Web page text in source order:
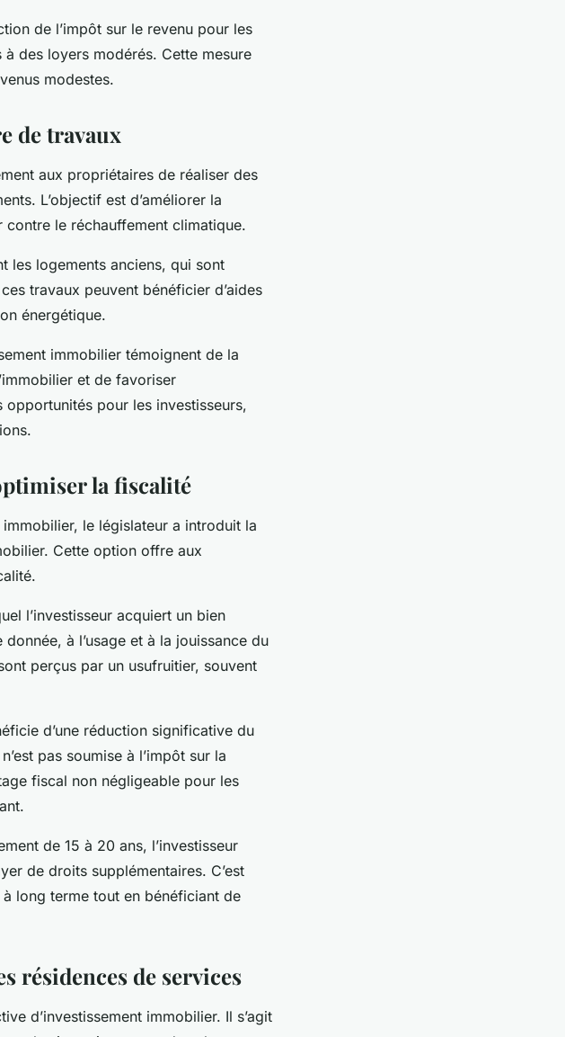
de l’impôt sur le revenu pour les
des loyers modérés. Cette mesure
modestes.
de travaux
aux propriétaires de réaliser des
L’objectif est d’améliorer la
le réchauffement climatique.
les logements anciens, qui sont
travaux peuvent bénéficier d’aides
énergétique.
immobilier témoignent de la
et de favoriser
opportunités pour les investisseurs,
la fiscalité
le législateur a introduit la
Cette option offre aux
l’investisseur acquiert un bien
à l’usage et à la jouissance du
perçus par un usufruitier, souvent
d’une réduction significative du
pas soumise à l’impôt sur la
fiscal non négligeable pour les
de 15 à 20 ans, l’investisseur
de droits supplémentaires. C’est
long terme tout en bénéficiant de
résidences de services
d’investissement immobilier. Il s’agit